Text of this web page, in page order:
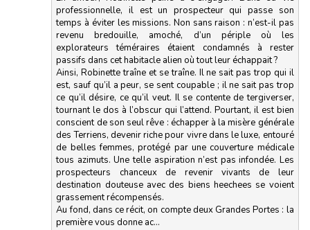
professionnelle, il est un prospecteur qui passe son
temps à éviter les missions. Non sans raison : n’est-il pas
revenu bredouille, amoché, d’un périple où les
explorateurs téméraires étaient condamnés à rester
passifs dans cet habitacle alien où tout leur échappait ?
Ainsi, Robinette traîne et se traîne. Il ne sait pas trop qui il
est, sauf qu’il a peur, se sent coupable ; il ne sait pas trop
ce qu’il désire, ce qu’il veut. Il se contente de tergiverser,
tournant le dos à l’obscur qui l’attend. Pourtant, il est bien
conscient de son seul rêve : échapper à la misère générale
des Terriens, devenir riche pour vivre dans le luxe, entouré
de belles femmes, protégé par une couverture médicale
tous azimuts. Une telle aspiration n’est pas infondée. Les
prospecteurs chanceux de revenir vivants de leur
destination douteuse avec des biens heechees se voient
grassement récompensés.
Au fond, dans ce récit, on compte deux Grandes Portes : la
première vous donne ac...